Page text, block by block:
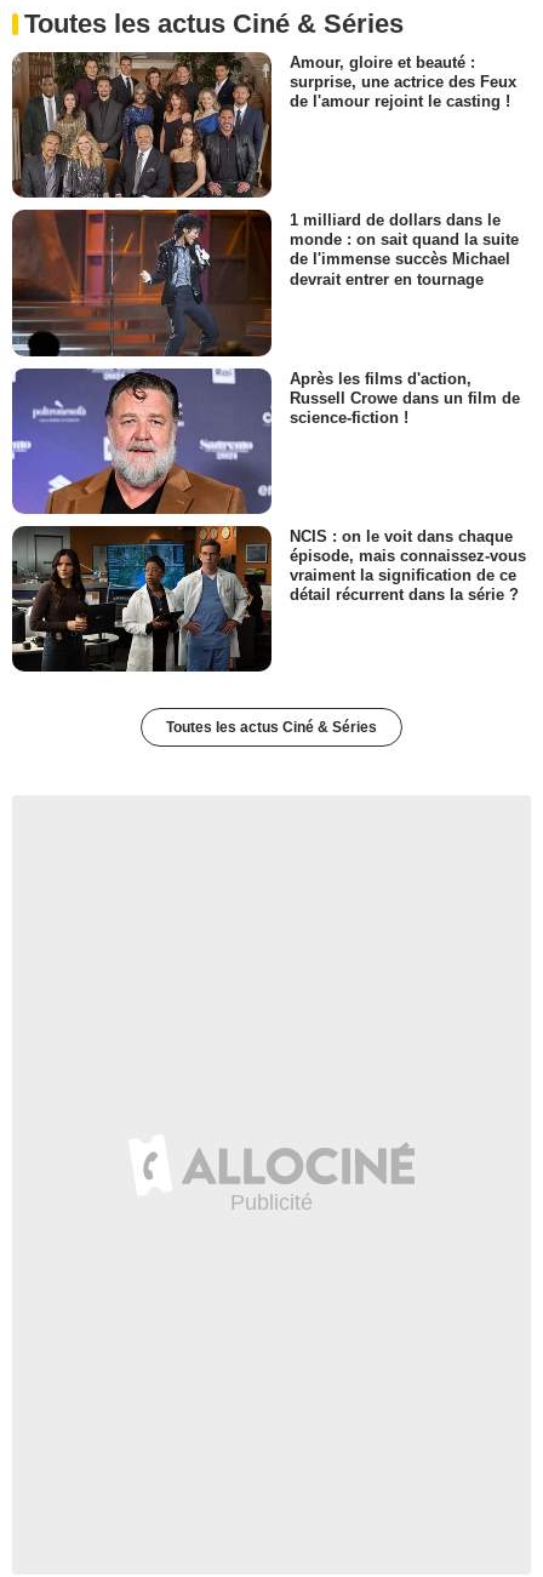
Toutes les actus Ciné & Séries
Amour, gloire et beauté :
surprise, une actrice des Feux
de l'amour rejoint le casting !
1 milliard de dollars dans le
monde : on sait quand la suite
de l'immense succès Michael
devrait entrer en tournage
Après les films d'action,
Russell Crowe dans un film de
science-fiction !
NCIS : on le voit dans chaque
épisode, mais connaissez-vous
vraiment la signification de ce
détail récurrent dans la série ?
Toutes les actus Ciné & Séries